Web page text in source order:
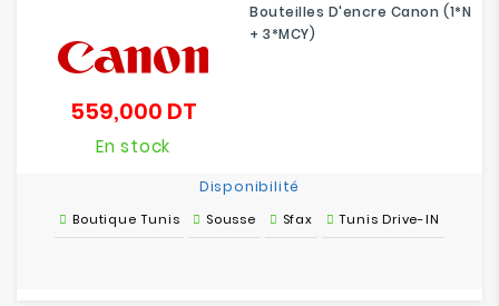
Bouteilles D'encre Canon (1*N
+ 3*MCY)
559,000 DTPrix
En stock
Disponibilité
Boutique Tunis Sousse Sfax Tunis Drive-IN